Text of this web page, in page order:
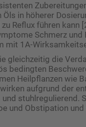
in höherer
Reflux führen kann
Schmerz
1A-
gleichzeitig die
bedingten
Heilpflanzen wie
aufgrund der
stuhl­regulierend.
und Obstipation